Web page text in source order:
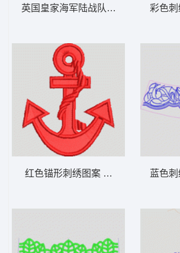
英国皇家海军陆战队徽章 章仔
红色锚形刺绣图案 锚章仔
彩色刺
蓝色